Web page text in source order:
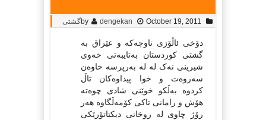
by dengekan October 19, 2011 گشتی
دۆخی ئاڵۆزی ناوچەکە و عێراق بە
گشتی کوردستان بەتایبەتی خەوی
شیرینی نەک لە لە بەرپرسە خاوەن
سەروەت و خوا پیداوەکان تاڵ
کردوە بەڵکو خوێنی شادی چوەتە
هۆش و رامانی تاکی کۆمەڵگاوە هەر
رۆژ چاوی لە روخانی دیکتاتۆرێکی